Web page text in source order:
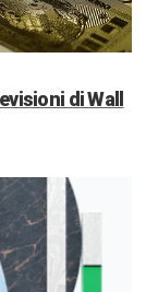
di Wall